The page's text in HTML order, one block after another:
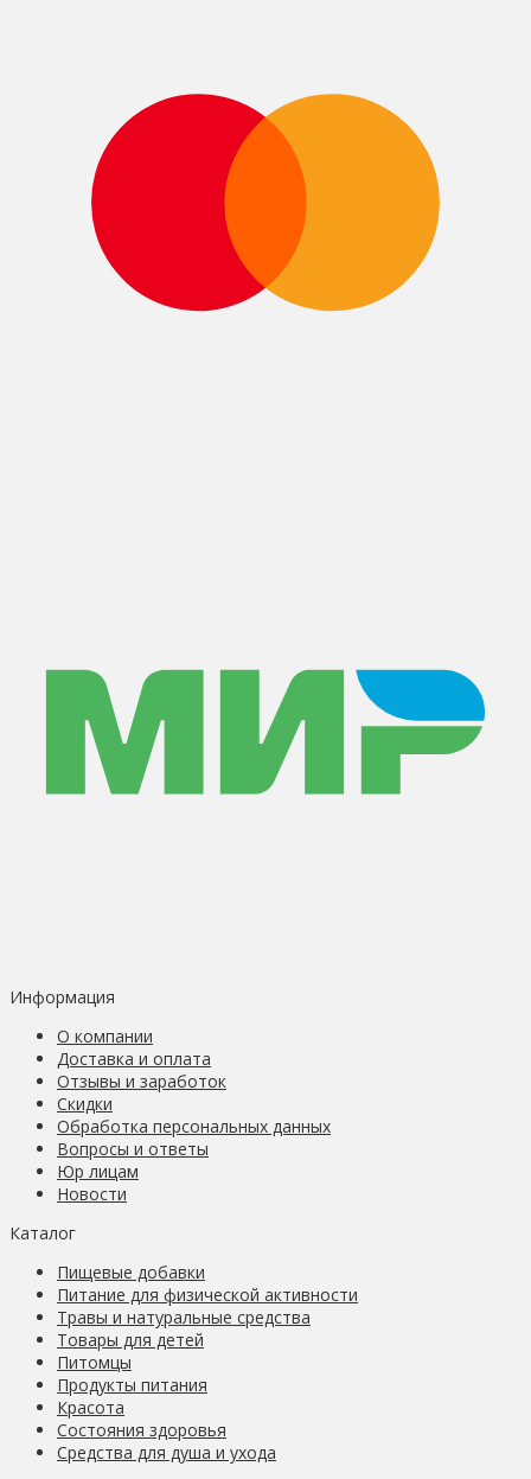
Информация
О компании
Доставка и оплата
Отзывы и заработок
Скидки
Обработка персональных данных
Вопросы и ответы
Юр лицам
Новости
Каталог
Пищевые добавки
Питание для физической активности
Травы и натуральные средства
Товары для детей
Питомцы
Продукты питания
Красота
Состояния здоровья
Средства для душа и ухода